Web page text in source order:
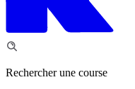
Rechercher une course